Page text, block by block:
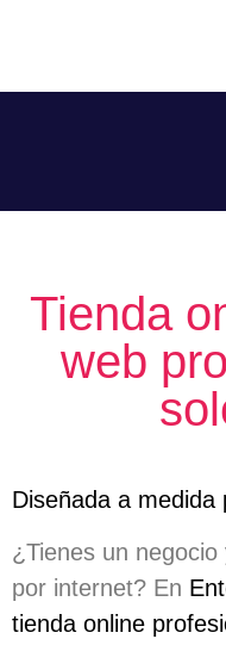
Tienda
web
Diseñada a
¿Tienes un
por internet? En
tienda online